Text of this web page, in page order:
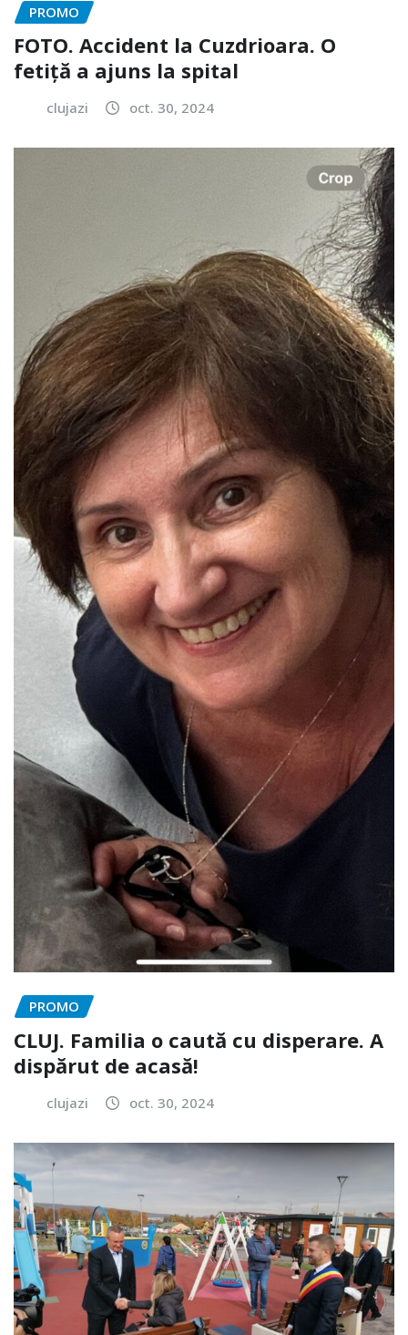
PROMO
FOTO. Accident la Cuzdrioara. O
fetiță a ajuns la spital
clujazi oct. 30, 2024
PROMO
CLUJ. Familia o caută cu disperare. A
dispărut de acasă!
clujazi oct. 30, 2024